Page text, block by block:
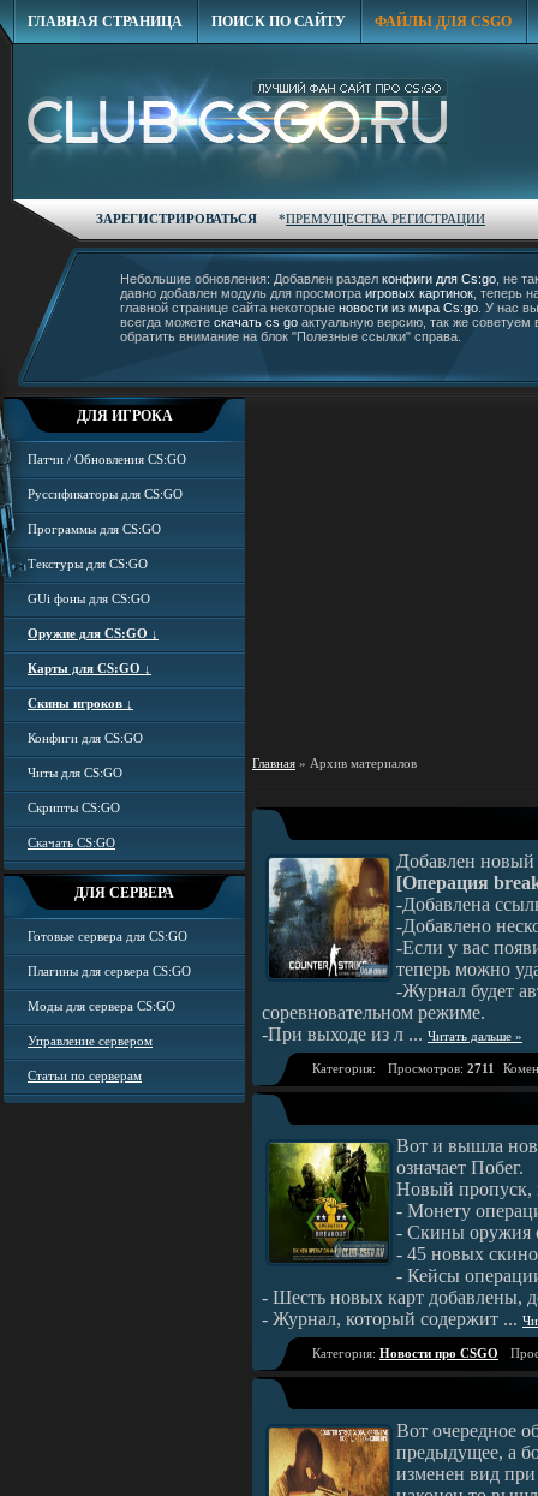
ГЛАВНАЯ СТРАНИЦА ПОИСК ПО САЙТУ ФАЙЛЫ ДЛЯ CSGO
ЗАРЕГИСТРИРОВАТЬСЯ *ПРЕМУЩЕСТВА РЕГИСТРАЦИИ
Небольшие обновления: Добавлен раздел конфиги для Cs:go , не
давно добавлен модуль для просмотра игровых картинок , теперь
главной странице сайта некоторые новости из мира Cs:go . У нас вы
всегда можете скачать cs go актуальную версию, так же советуем
обратить внимание на блок "Полезные ссылки" справа.
ДЛЯ ИГРОКА
Патчи / Обновления CS:GO
Руссификаторы для CS:GO
Программы для CS:GO
Текстуры для CS:GO
GUi фоны для CS:GO
Оружие для CS:GO ↓
Карты для CS:GO ↓
Скины игроков ↓
Конфиги для CS:GO
Читы для CS:GO
Скрипты CS:GO
Скачать CS:GO
ДЛЯ СЕРВЕРА
Готовые сервера для CS:GO
Плагины для сервера CS:GO
Моды для сервера CS:GO
Управление сервером
Статьи по серверам
Главная » Архив материалов
Добавлен
[Операция
-Добавлена
-Добавлено
-Если у вас
теперь можно
-Журнал будет
соревновательном режиме.
-При выходе из л ... Читать дальше »
Категория: Просмотров: 2711
Вот и вышла
означает Побег.
Новый пропуск,
- Монету
- Скины оружия
- 45 новых
- Кейсы
- Шесть новых карт добавлены,
- Журнал, который содержит ...
Категория: Новости про CSGO
Вот очередное
предыдущее, а
изменен вид при